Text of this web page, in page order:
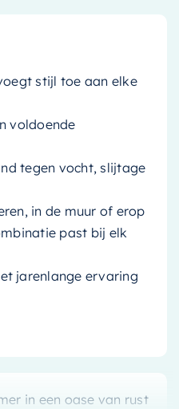
stijl toe aan elke
voldoende
tegen vocht, slijtage
in de muur of erop
past bij elk
jarenlange ervaring
in een oase van rust